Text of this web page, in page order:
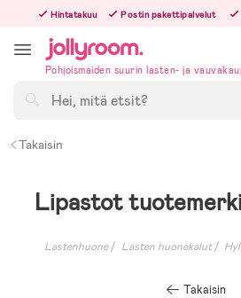
Hoppa
innehållet
Hintatakuu Postin pakettipalvelut
Tilaa arkisin ennen klo 13.00 – lähetämme
Pohjoismaiden suurin lasten- ja
Takaisin
Lipastot
Lastenhuone Lasten huonekalut
Takaisin